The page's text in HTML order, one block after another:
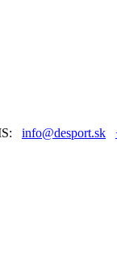
info@desport.sk